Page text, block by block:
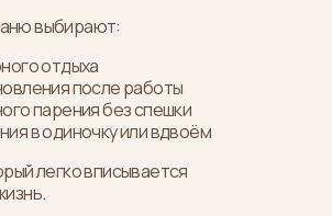
выбирают:
отдыха
после работы
парения без спешки
в одиночку или вдвоём
легко вписывается